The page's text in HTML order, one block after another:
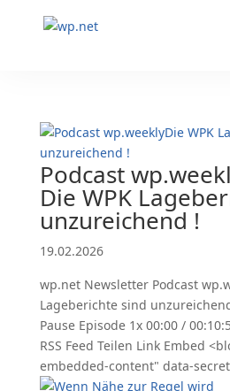
Podcast
Die WPK
unzureichend !
19.02.2026
wp.net Newsletter Podcast
Lageberichte sind
Pause Episode 1x 00:00 /
RSS Feed Teilen Link Embed
embedded-content" data-